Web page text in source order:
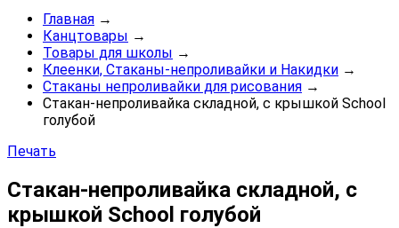
Главная →
Канцтовары →
Товары для школы →
Клеенки, Стаканы-непроливайки и Накидки →
Стаканы непроливайки для рисования →
Стакан-непроливайка складной, с крышкой School
голубой
Печать
Стакан-непроливайка складной, с
крышкой School голубой